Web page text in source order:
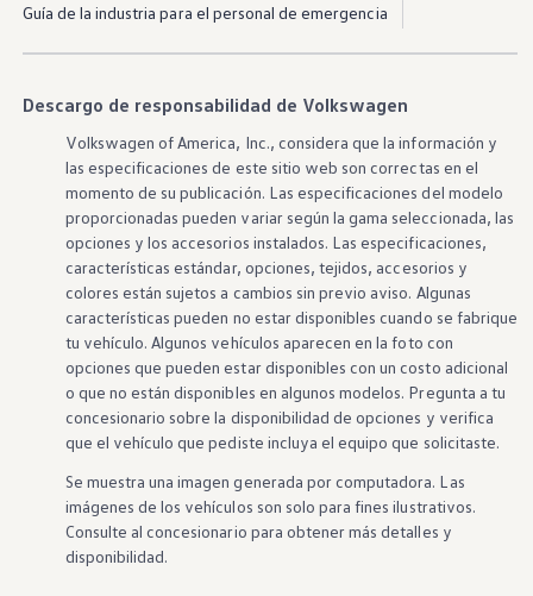
Guía de la industria para el personal de emergencia
Descargo de responsabilidad de Volkswagen
Volkswagen of America, Inc., considera que lainformación y
las especificaciones de este sitio web son correctas en el
momento de su publicación. Las especificaciones del modelo
proporcionadas pueden variar según la gama seleccionada, las
opciones y los accesorios instalados. Las especificaciones,
características estándar, opciones, tejidos, accesorios y
colores están sujetos a cambios sin previo aviso. Algunas
características pueden no estar disponibles cuando se fabrique
tu vehículo. Algunos vehículos aparecen en la foto con
opciones que pueden estar disponibles con un costo adicional
o que no están disponibles en algunosmodelos. Pregunta a tu
concesionario sobre la disponibilidad deopciones y verifica
que el vehículo que pediste incluya el equipo que solicitaste.
Se muestra una imagen generada por computadora. Las
imágenes delos vehículos son solo para fines ilustrativos.
Consulte al concesionario para obtener más detalles y
disponibilidad.